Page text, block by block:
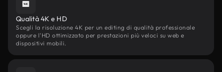
Qualità 4K e HD
Scegli la risoluzione 4K per un editing di qualità professionale
oppure l'HD ottimizzato per prestazioni più veloci su web e
dispositivi mobili.